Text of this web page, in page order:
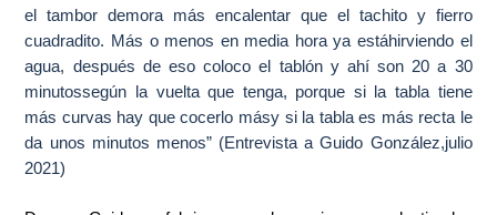
el tambor demora más encalentar que el tachito y fierro
cuadradito. Más o menos en media hora ya estáhirviendo el
agua, después de eso coloco el tablón y ahí son 20 a 30
minutossegún la vuelta que tenga, porque si la tabla tiene
más curvas hay que cocerlo másy si la tabla es más recta le
da unos minutos menos” (Entrevista a Guido González,julio
2021)